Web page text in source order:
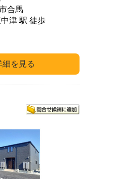
合馬
徒歩